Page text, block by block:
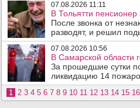
07.08.2026 11:11
В Тольятти
После звонка от
разводят, и решил
07.08.2026 10:56
В Самарской области
За прошедшие сутки
ликвидацию 14
1 2 3 4 5 6 7 8 9 10 11 12 13 14 15 16